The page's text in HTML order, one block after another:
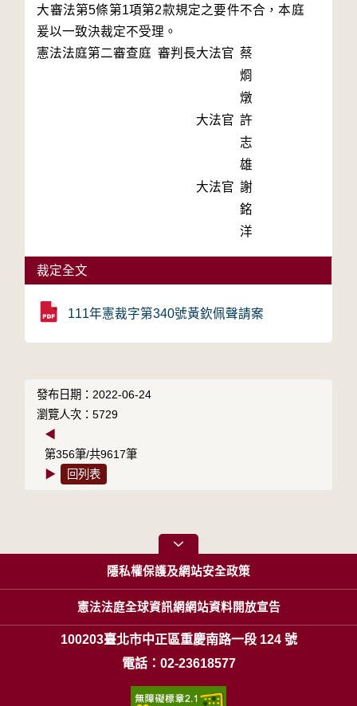
大審法第5條第1項第2款規定之要件不合，本庭
憲法法庭第二審查庭 審判長大法官 蔡
烱
燉
大法官 許
志
雄
大法官 謝
銘
洋
裁定全文
111年憲裁字第340號黃欽佩聲請案
發布日期：2022-06-24
瀏覽人次：5729
◀
第356筆/共9617筆
▶
回列表
隱私權保護及網站安全政策
憲法法庭全球資訊網網站資料開放宣告
100203臺北市中正區重慶南路一段 124 號
電話：02-23618577